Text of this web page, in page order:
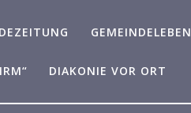
GEMEINDELEBEN
DIAKONIE VOR ORT